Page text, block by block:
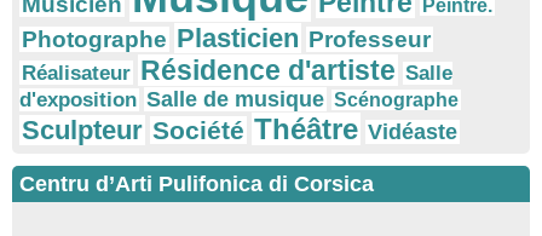
Peintre.
Photographe Plasticien Professeur
Réalisateur Résidence d'artiste Salle
d'exposition Salle de musique Scénographe
Sculpteur Société Théâtre Vidéaste
Centru d’Arti Pulifonica di Corsica